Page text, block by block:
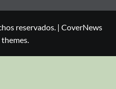
reservados. | CoverNews